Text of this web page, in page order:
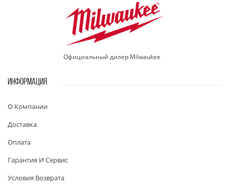
Официальный дилер Milwaukee
ИНФОРМАЦИЯ
О Компании
Доставка
Оплата
Гарантия И Сервис
Условия Возврата